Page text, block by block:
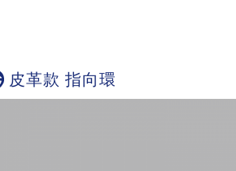
皮革款 指向環